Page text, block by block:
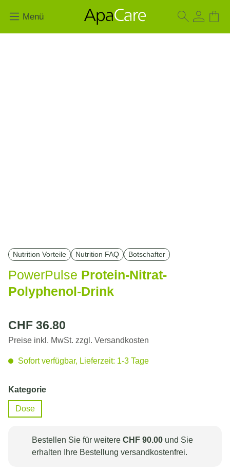
Menü
Nutrition Vorteile Nutrition FAQ Botschafter
PowerPulse Protein-Nitrat-
Polyphenol-Drink
Regulärer Preis:
CHF 36.80
Preise inkl. MwSt. zzgl. Versandkosten
Sofort verfügbar, Lieferzeit: 1-3 Tage
Kategorieauswählen
Dose
Bestellen Sie für weitere CHF 90.00 und Sie
erhalten Ihre Bestellung versandkostenfrei.